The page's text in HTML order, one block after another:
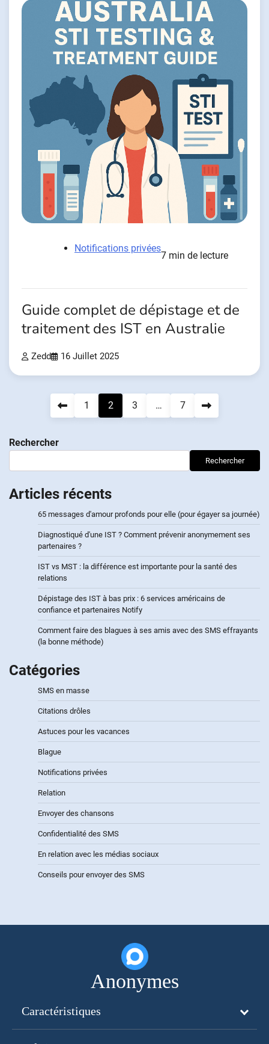
Notifications privées
7 min de lecture
Guide complet de dépistage et de
traitement des IST en Australie
Zedd 16 Juillet 2025
Navigation
articles
1 2 3 … 7
Rechercher
Rechercher
Articles récents
65 messages d'amour profonds pour elle (pour égayer sa journée)
Diagnostiqué d'une IST ? Comment prévenir anonymement ses
partenaires ?
IST vs MST : la différence est importante pour la santé des
relations
Dépistage des IST à bas prix : 6 services américains de
confiance et partenaires Notify
Comment faire des blagues à ses amis avec des SMS effrayants
(la bonne méthode)
Catégories
SMS en masse
Citations drôles
Astuces pour les vacances
Blague
Notifications privées
Relation
Envoyer des chansons
Confidentialité des SMS
En relation avec les médias sociaux
Conseils pour envoyer des SMS
Anonymes
Caractéristiques